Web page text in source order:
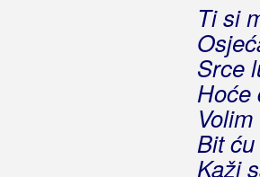
Ti si
Srce
Hoće
Bit
Kaži